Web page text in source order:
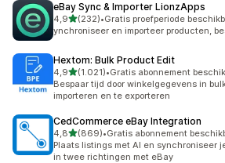
eBay Sync & Importer LionzApps
4,9van 5 sterren
(232)
232 recensies in totaal
•Gratis proefperiode
ynchroniseer en importeer producten,
Hextom: Bulk Product Edit
4,9van 5 sterren
(1.021)
1021 recensies in totaal
•Gratis abonnement
Bespaar tijd door winkelgegevens in
importeren en te exporteren
CedCommerce eBay Integration
4,8van 5 sterren
(869)
869 recensies in totaal
•Gratis abonnement
Plaats listings met AI en synchroniseer
in twee richtingen met eBay